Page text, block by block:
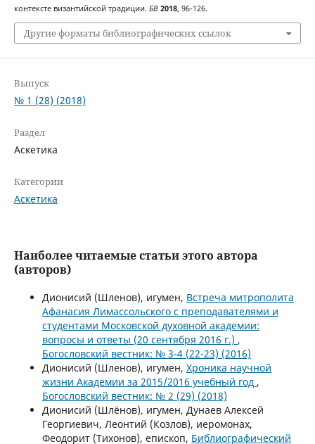
контексте византийской традиции. БВ 2018, 96-126.
Другие форматы библиографических ссылок
Выпуск
№ 1 (28) (2018)
Раздел
Аскетика
Категории
Аскетика
Наиболее читаемые статьи этого автора
(авторов)
Дионисий (Шленов), игумен, Встреча митрополита
Афанасия Лимассольского с преподавателями и
студентами Московской духовной академии:
вопросы и ответы (20 сентября 2016 г.) ,
Богословский вестник: № 3-4 (22-23) (2016)
Дионисий (Шленов), игумен, Хроника научной
жизни Академии за 2015/2016 учебный год ,
Богословский вестник: № 2 (29) (2018)
Дионисий (Шлёнов), игумен, Дунаев Алексей
Георгиевич, Леонтий (Козлов), иеромонах,
Феодорит (Тихонов), епископ, Библиографический